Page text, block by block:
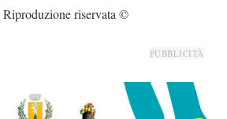
Riproduzione riservata ©
PUBBLICITÀ